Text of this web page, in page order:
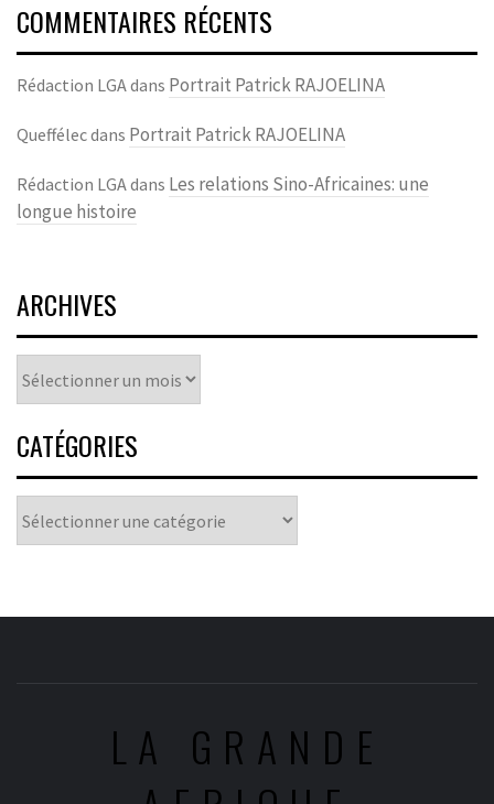
COMMENTAIRES RÉCENTS
Rédaction LGAdans Portrait Patrick RAJOELINA
Queffélecdans Portrait Patrick RAJOELINA
Rédaction LGAdans Les relations Sino-Africaines: une
longue histoire
ARCHIVES
Archives
CATÉGORIES
Catégories
LA GRANDE